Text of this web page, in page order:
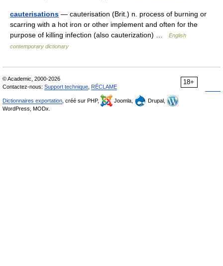
cauterisations — cauterisation (Brit.) n. process of burning or
scarring with a hot iron or other implement and often for the
purpose of killing infection (also cauterization) …
English
contemporary dictionary
18+
© Academic, 2000-2026
Contactez-nous: Support technique RÉCLAME
Dictionnaires exportation , créé sur PHP, Joomla,
Drupal,
WordPress, MODx.